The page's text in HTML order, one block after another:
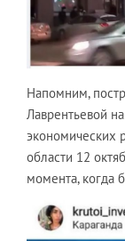
Напомним,
Лаврентьевой
экономических
области 12
момента, когда